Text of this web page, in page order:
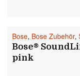
Bose, Bose Zubehör,
Bose®
pink